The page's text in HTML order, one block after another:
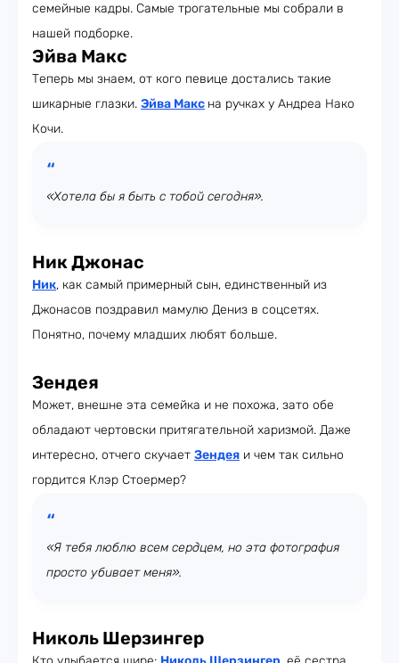
семейные кадры. Самые трогательные мы собрали в
нашей подборке.
Эйва Макс
Теперь мы знаем, от кого певице достались такие
шикарные глазки. Эйва Макс на ручках у Андреа Нако
Кочи.
«Хотела бы я быть с тобой сегодня».
Ник Джонас
Ник, как самый примерный сын, единственный из
Джонасов поздравил мамулю Дениз в соцсетях.
Понятно, почему младших любят больше.
Зендея
Может, внешне эта семейка и не похожа, зато обе
обладают чертовски притягательной харизмой. Даже
интересно, отчего скучает Зендея и чем так сильно
гордится Клэр Стоермер?
«Я тебя люблю всем сердцем, но эта фотография
просто убивает меня».
Николь Шерзингер